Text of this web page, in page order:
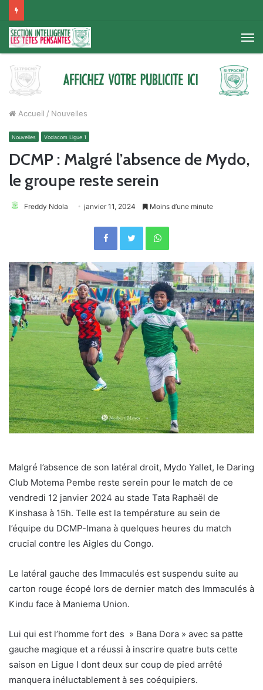
Accueil / Nouvelles
Nouvelles Vodacom Ligue 1
DCMP : Malgré l’absence de Mydo,
le groupe reste serein
Freddy Ndola janvier 11, 2024 Moins d’une minute
FacebookTwitterWhatsApp
Malgré l’absence de son latéral droit, Mydo Yallet, le Daring
Club Motema Pembe reste serein pour le match de ce
vendredi 12 janvier 2024 au stade Tata Raphaël de
Kinshasa à 15h. Telle est la température au sein de
l’équipe du DCMP-Imana à quelques heures du match
crucial contre les Aigles du Congo.
Le latéral gauche des Immaculés est suspendu suite au
carton rouge écopé lors de dernier match des Immaculés à
Kindu face à Maniema Union.
Lui qui est l’homme fort des » Bana Dora » avec sa patte
gauche magique et a réussi à inscrire quatre buts cette
saison en Ligue I dont deux sur coup de pied arrêté
manquera inéluctablement à ses coéquipiers.